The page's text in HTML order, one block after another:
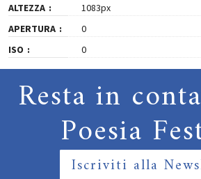
ALTEZZA
1083px
APERTURA
0
ISO
0
Resta in
Poesia
Iscriviti alla